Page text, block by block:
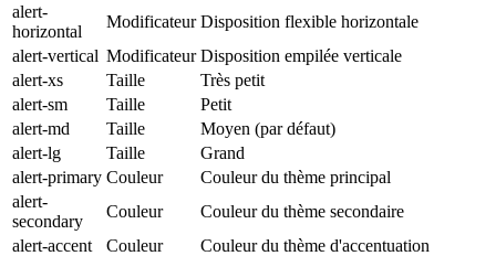
alert-
horizontal
Modificateur Disposition flexible horizontale
alert-vertical Modificateur Disposition empilée verticale
alert-xs
Taille
Très petit
alert-sm
Taille
Petit
alert-md
Taille
Moyen (par défaut)
alert-lg
Taille
Grand
alert-primary Couleur
Couleur du thème principal
alert-
secondary
Couleur
Couleur du thème secondaire
alert-accent
Couleur
Couleur du thème d'accentuation